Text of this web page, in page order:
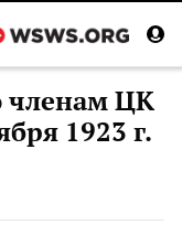
членам ЦК
1923 г.